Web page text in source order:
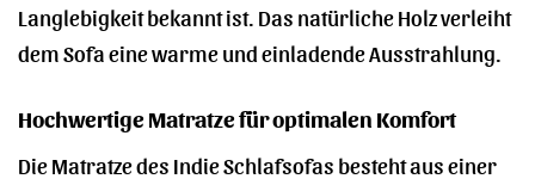
Langlebigkeit bekannt ist. Das natürliche Holz verleiht
dem Sofa eine warme und einladende Ausstrahlung.
Hochwertige Matratze für optimalen Komfort
Die Matratze des Indie Schlafsofas besteht aus einer